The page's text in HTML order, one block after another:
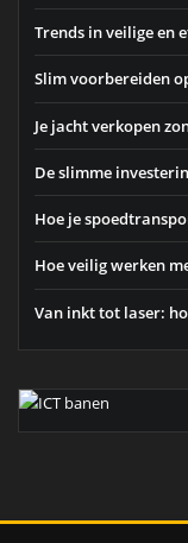
Trends in veilige en
Slim voorbereiden
Je jacht verkopen
De slimme
Hoe je
Hoe veilig werken
Van inkt tot laser: